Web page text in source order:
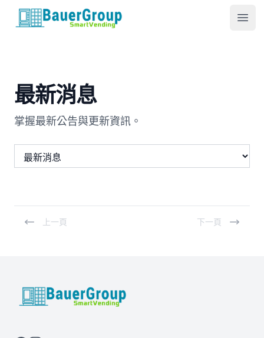
包爾科技
最新消息
掌握最新公告與更新資訊。
上一頁 下一頁
BauerGroup Tech